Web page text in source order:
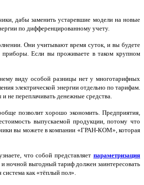
дабы заменить устаревшие модели на новые
по дифференцированному учету.
Они учитывают время суток, и вы будете
приборы. Если вы проживаете в таком крупном
виду особой разницы нет у многотарифных
электрической энергии отдельно по тарифам.
не переплачивать денежные средства.
позволит хорошо экономить. Предприятия,
выпускаемой продукции, потому что
вы можете в компании «ГРАН-КОМ», которая
что собой представляет параметризация
ночной выгодный тариф должен заинтересовать
система как «тёплый пол».